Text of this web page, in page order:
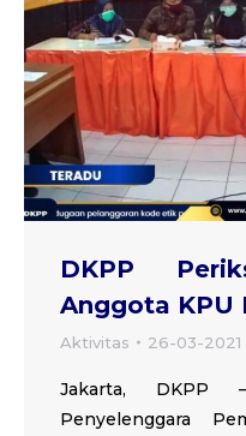
DKPP
Anggota KPU
Aktivitas 26-03-2021
Jakarta, DKPP
Penyelenggara